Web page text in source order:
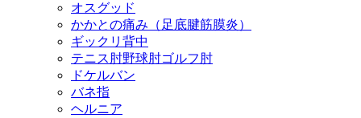
オスグッド
かかとの痛み（足底腱筋膜炎）
ギックリ背中
テニス肘野球肘ゴルフ肘
ドケルバン
バネ指
ヘルニア